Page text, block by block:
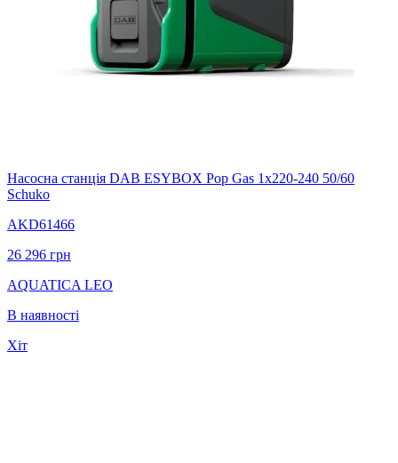
Насосна станція DAB ESYBOX Pop Gas 1х220-240 50/60
Schuko
AKD61466
26 296 грн
AQUATICA LEO
В наявності
Хіт